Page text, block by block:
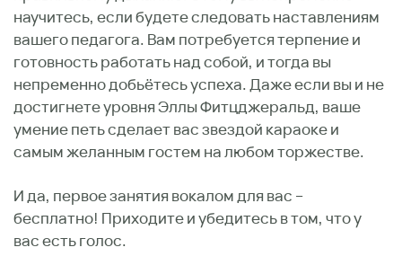
научитесь, если будете следовать наставлениям
вашего педагога. Вам потребуется терпение и
готовность работать над собой, и тогда вы
непременно добьётесь успеха. Даже если вы и не
достигнете уровня Эллы Фитцджеральд, ваше
умение петь сделает вас звездой караоке и
самым желанным гостем на любом торжестве.
И да, первое занятия вокалом для вас –
бесплатно! Приходите и убедитесь в том, что у
вас есть голос.